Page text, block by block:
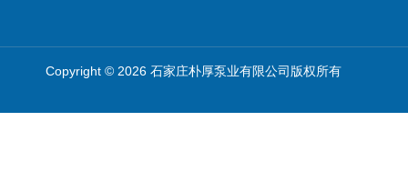
Copyright © 2026 石家庄朴厚泵业有限公司版权所有